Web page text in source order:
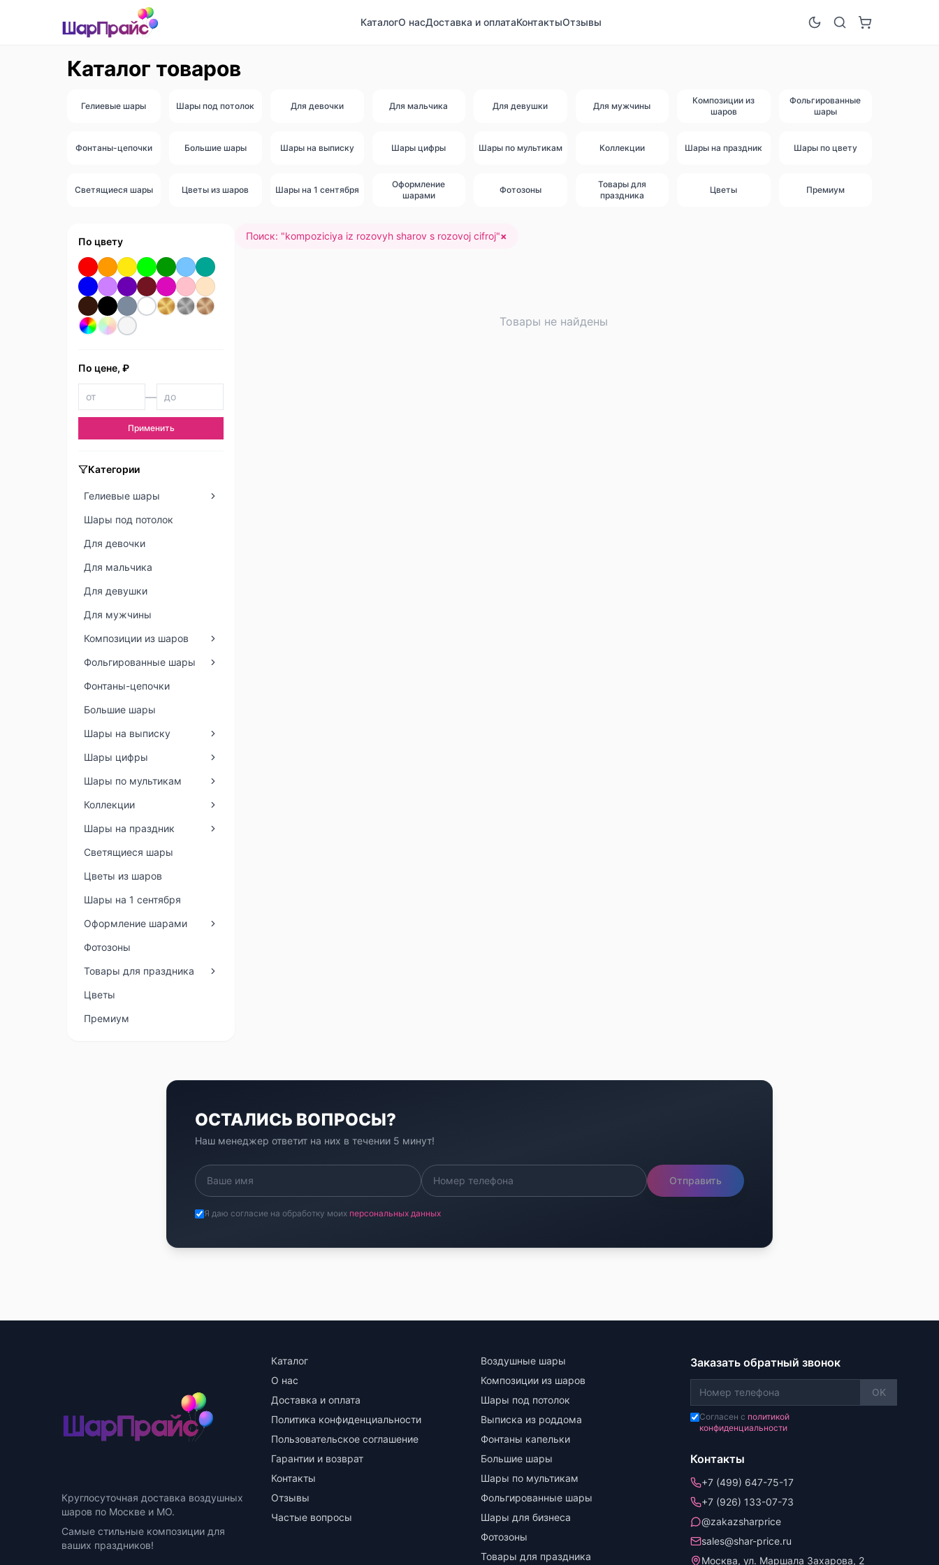
КаталогО насДоставка и оплатаКонтактыОтзывы
Каталог товаров
Гелиевые шары Шары под потолок Для девочки Для мальчика Для девушки Для мужчины
Композиции из
шаров
Фольгированные
шары
Фонтаны-цепочки Большие шары Шары на выписку Шары цифры Шары по мультикам Коллекции Шары на праздник Шары по цвету
Светящиеся шары Цветы из шаров Шары на 1 сентября
Оформление
шарами
Фотозоны
Товары для
праздника
Цветы Премиум
По цвету
По цене, ₽
—
Применить
Категории
Гелиевые шары
Шары под потолок
Для девочки
Для мальчика
Для девушки
Для мужчины
Композиции из шаров
Фольгированные шары
Фонтаны-цепочки
Большие шары
Шары на выписку
Шары цифры
Шары по мультикам
Коллекции
Шары на праздник
Светящиеся шары
Цветы из шаров
Шары на 1 сентября
Оформление шарами
Фотозоны
Товары для праздника
Цветы
Премиум
Поиск: "kompoziciya iz rozovyh sharov s rozovoj cifroj"×
Товары не найдены
ОСТАЛИСЬ ВОПРОСЫ?
Наш менеджер ответит на них в течении 5 минут!
Отправить
Я даю согласие на обработку моих персональных данных
Круглосуточная доставка воздушных
шаров по Москве и МО.
Самые стильные композиции для
ваших праздников!
Каталог
О нас
Доставка и оплата
Политика конфиденциальности
Пользовательское соглашение
Гарантии и возврат
Контакты
Отзывы
Частые вопросы
Воздушные шары
Композиции из шаров
Шары под потолок
Выписка из роддома
Фонтаны капельки
Большие шары
Шары по мультикам
Фольгированные шары
Шары для бизнеса
Фотозоны
Товары для праздника
Заказать обратный звонок
OK
Согласен с политикой
конфиденциальности
Контакты
+7 (499) 647-75-17
+7 (926) 133-07-73
@zakazsharprice
sales@shar-price.ru
Москва, ул. Маршала Захарова, 2